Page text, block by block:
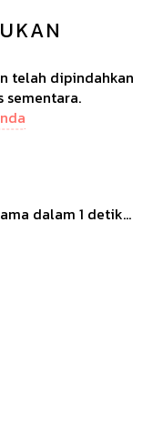
telah dipindahkan
dalam 1 detik...